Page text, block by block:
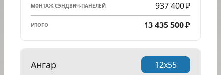
МОНТАЖ СЭНДВИЧ-ПАНЕЛЕЙ 937 400 ₽
ИТОГО 13 435 500 ₽
Ангар 12x55